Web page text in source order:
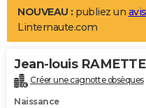
LIFESTYLE
Art de vivre
Bien-être
Loisirs
Mode
Modes de vie
Alimentation
Guide de la santé
Maladies
Médicaments
Sommeil
VOYAGE
Destinations
City break
Voyage nature
Voyage de noces
Forum
Climat
+PHOTO
NOUVEAU : publiez un
Linternaute.com
Jean-louis RAMETTE
Créer une cagnotte obsèques
Naissance